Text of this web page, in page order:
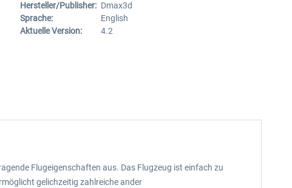
Hersteller/Publisher: Dmax3d
Sprache:
English
Aktuelle Version:
4.2
Flugeigenschaften aus. Das Flugzeug ist einfach zu
gelichzeitig zahlreiche ander